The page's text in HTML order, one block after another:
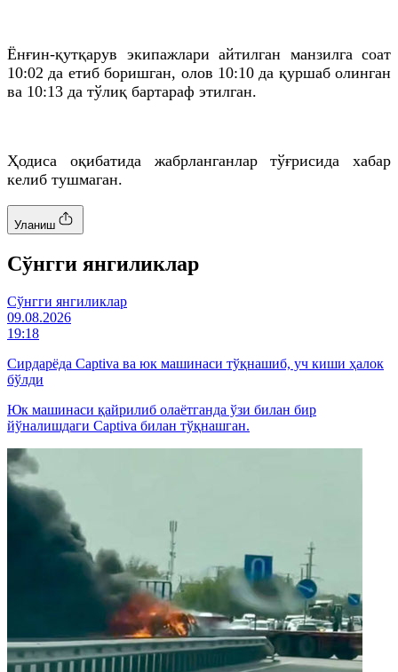
Ёнғин-қутқарув экипажлари айтилган манзилга соат
10:02 да етиб боришган, олов 10:10 да қуршаб олинган
ва 10:13 да тўлиқ бартараф этилган.
Ҳодиса оқибатида жабрланганлар тўғрисида хабар
келиб тушмаган.
Уланиш
Cўнгги янгиликлар
Cўнгги янгиликлар
09.08.2026
19:18
Сирдарёда Captiva ва юк машинаси тўқнашиб, уч киши ҳалок
бўлди
Юк машинаси қайрилиб олаётганда ўзи билан бир
йўналишдаги Captiva билан тўқнашган.